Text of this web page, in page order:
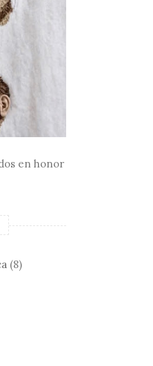
en honor
(8)